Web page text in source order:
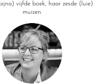
vijfde boek, haar zesde
muizen.